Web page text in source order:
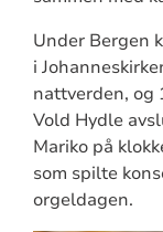
Under Bergen
i
nattverden, og
Vold Hydle
Mariko på
som spilte
orgeldagen.